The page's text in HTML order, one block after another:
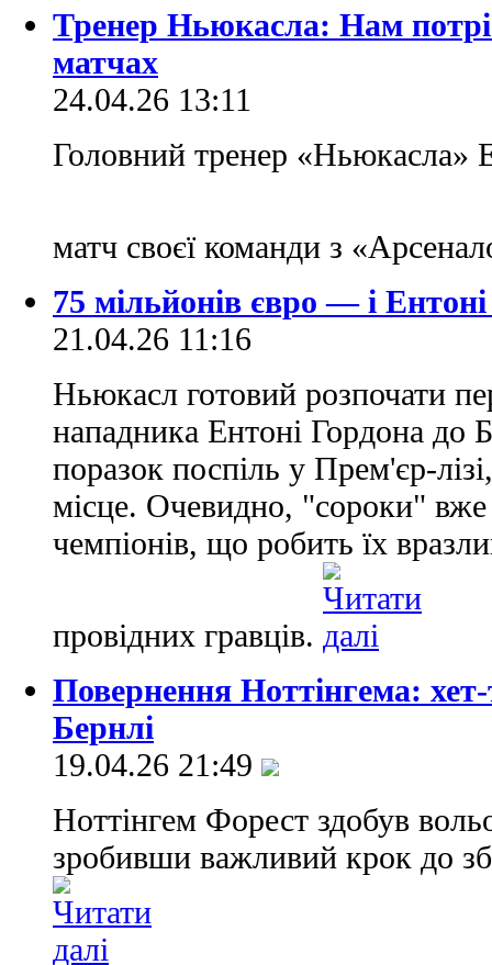
Тренер Ньюкасла: Нам
матчах
24.04.26 13:11
Головний тренер «Ньюкасла»
матч своєї команди з
75 мільйонів євро — і
21.04.26 11:16
Ньюкасл готовий розпочати
нападника Ентоні Гордона до
поразок поспіль у Прем'єр-
місце. Очевидно, "сороки" вже
чемпіонів, що робить їх
провідних гравців.
Повернення Ноттінгема:
Бернлі
19.04.26 21:49
Ноттінгем Форест здобув
зробивши важливий крок до